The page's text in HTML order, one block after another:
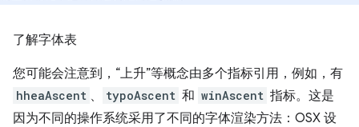
了解字体表
您可能会注意到，“上升”等概念由多个指标引用，例如，有
hheaAscent 、 typoAscent 和 winAscent 指标。这是
因为不同的操作系统采用了不同的字体渲染方法：OSX 设